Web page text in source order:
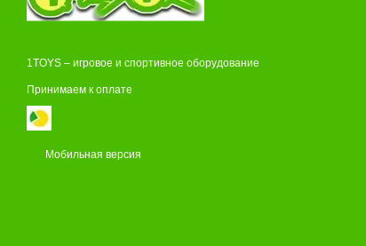
1TOYS – игровое и спортивное оборудование
Принимаем к оплате
Мобильная версия